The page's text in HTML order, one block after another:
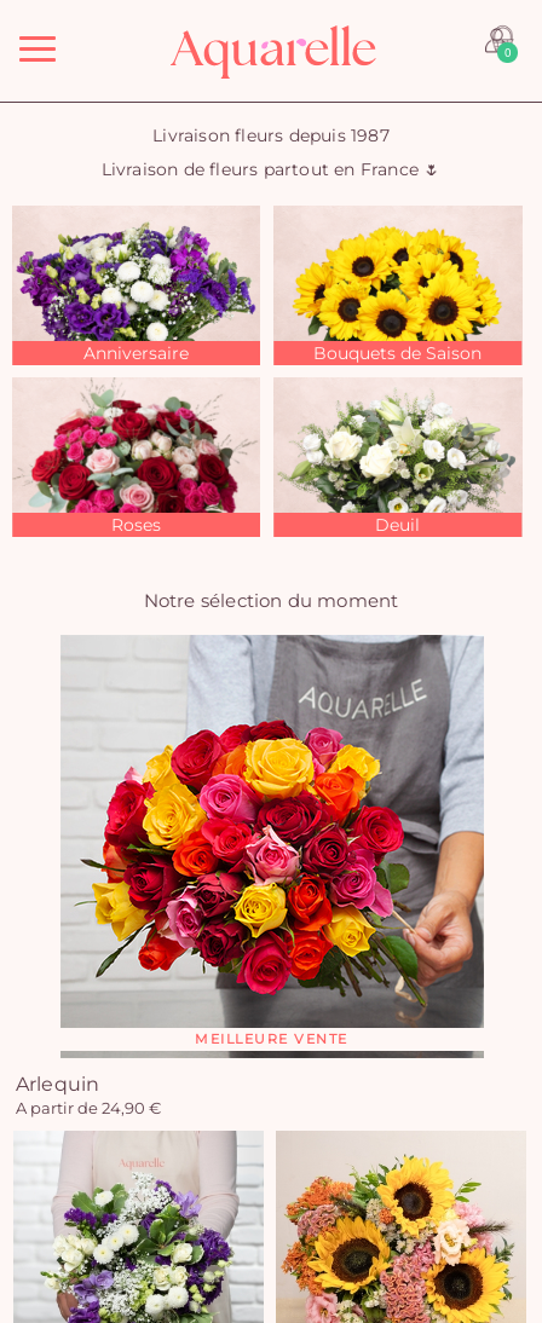
Menu 0
Livraison fleurs depuis 1987
Livraison de fleurs partout en France 🌷
Anniversaire Bouquets de Saison
Roses Deuil
Notre sélection du moment
MEILLEURE VENTE
Arlequin
A partir de 24,90 €